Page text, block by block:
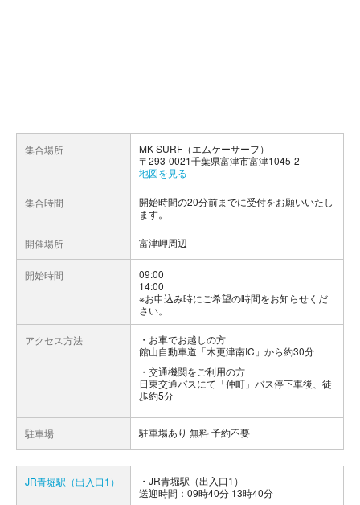
集合場所
MK SURF（エムケーサーフ）
〒293-0021千葉県富津市富津1045-2
地図を見る
集合時間
開始時間の20分前までに受付をお願いいたし
ます。
開催場所 富津岬周辺
開始時間
09:00
14:00
※お申込み時にご希望の時間をお知らせくだ
さい。
アクセス方法
お車でお越しの方
館山自動車道「木更津南IC」から約30分
交通機関をご利用の方
日東交通バスにて「仲町」バス停下車後、徒
歩約5分
駐車場 駐車場あり 無料 予約不要
JR青堀駅（出入口1）
JR青堀駅（出入口1）
送迎時間：09時40分 13時40分